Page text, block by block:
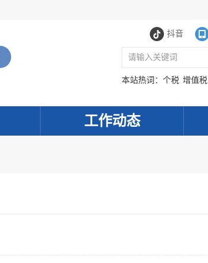
抖音
本站热词： 个税 增值税
工作动态